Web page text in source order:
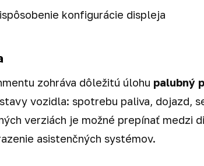
konfigurácie displeja
zohráva dôležitú úlohu palubný
vozidla: spotrebu paliva, dojazd,
verziách je možné prepínať medzi
asistenčných systémov.